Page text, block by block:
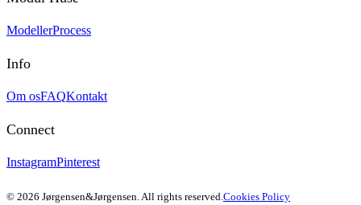
ModellerProcess
Info
Om osFAQKontakt
Connect
InstagramPinterest
© 2026 Jørgensen&Jørgensen. All rights reserved. Cookies Policy